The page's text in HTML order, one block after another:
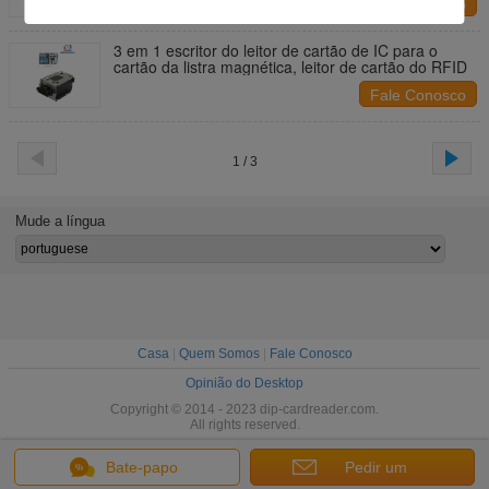
Fale Conosco
3 em 1 escritor do leitor de cartão de IC para o
cartão da listra magnética, leitor de cartão do RFID
Fale Conosco
1 / 3
Bate-papo Pedir um
Mude a língua
Casa| Quem Somos|
Fale Conosco
Opinião do Desktop
Copyright © 2014 - 2023 dip-cardreader.com.
All rights reserved.